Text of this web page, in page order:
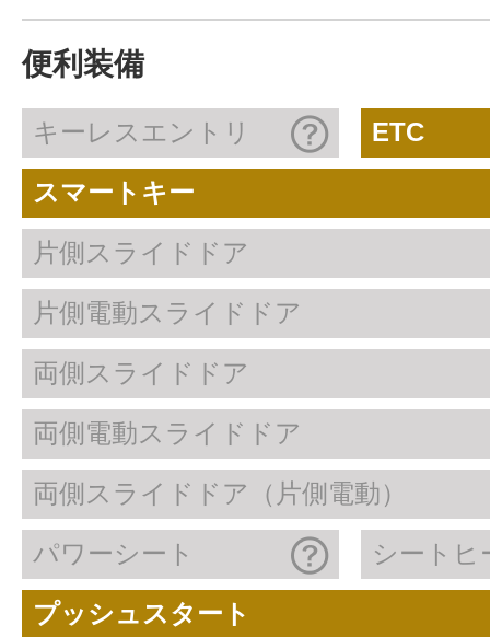
便利装備
キーレスエントリ ETC
スマートキー
片側スライドドア
片側電動スライドドア
両側スライドドア
両側電動スライドドア
両側スライドドア（片側電動）
パワーシート シートヒ
プッシュスタート